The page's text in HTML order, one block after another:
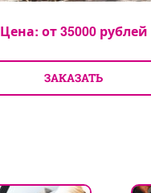
Цена: от35000рублей
ЗАКАЗАТЬ